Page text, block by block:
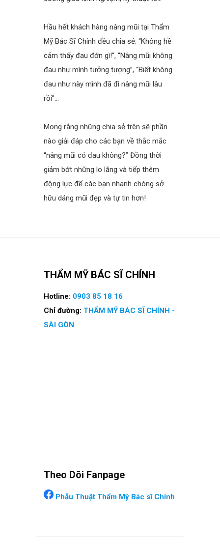
Hầu hết khách hàng nâng mũi tại Thẩm
Mỹ Bác Sĩ Chính đều chia sẻ: “Không hề
cảm thấy đau đớn gì!”, “Nâng mũi không
đau như mình tưởng tượng”, “Biết không
đau như này mình đã đi nâng mũi lâu
rồi”…
Mong rằng những chia sẻ trên sẽ phần
nào giải đáp cho các bạn về thắc mắc
“nâng mũi có đau không?” Đồng thời
giảm bớt những lo lắng và tiếp thêm
động lực để các bạn nhanh chóng sở
hữu dáng mũi đẹp và tự tin hơn!
THẨM MỸ BÁC SĨ CHÍNH
Hotline: 0903 85 18 16
Chỉ đường: THẨM MỸ BÁC SĨ CHÍNH -
SÀI GÒN
Theo Dõi Fanpage
Phẫu Thuật Thẩm Mỹ Bác sĩ Chính